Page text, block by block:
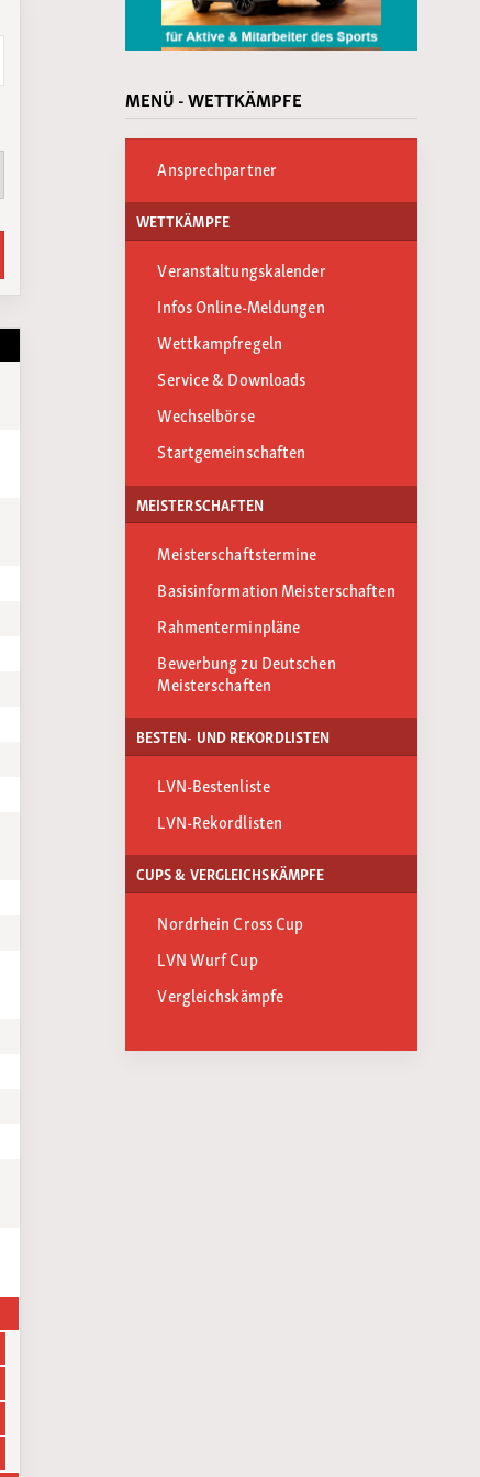
MENÜ - WETTKÄMPFE
Ansprechpartner
WETTKÄMPFE
Veranstaltungskalender
Infos Online-Meldungen
Wettkampfregeln
Service & Downloads
Wechselbörse
Startgemeinschaften
MEISTERSCHAFTEN
Meisterschaftstermine
Basisinformation Meisterschaften
Rahmenterminpläne
Bewerbung zu Deutschen
Meisterschaften
BESTEN- UND REKORDLISTEN
LVN-Bestenliste
LVN-Rekordlisten
CUPS & VERGLEICHSKÄMPFE
Nordrhein Cross Cup
LVN Wurf Cup
Vergleichskämpfe